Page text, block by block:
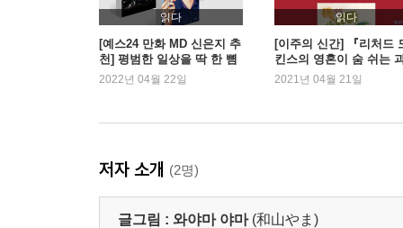
읽다
[예스24 만화 MD 신은지 추
천] 평범한 일상을 딱 한 뼘
특별하게 만드는 와야마 야
2022년 04월 22일
읽다
[이주의 신간] 『리처드
킨스의 영혼이 숨 쉬는
학』 『사물의 뒷모습』
2021년 04월 21일
저자 소개 (2명)
글그림 : 와야마 야마 (和山やま)